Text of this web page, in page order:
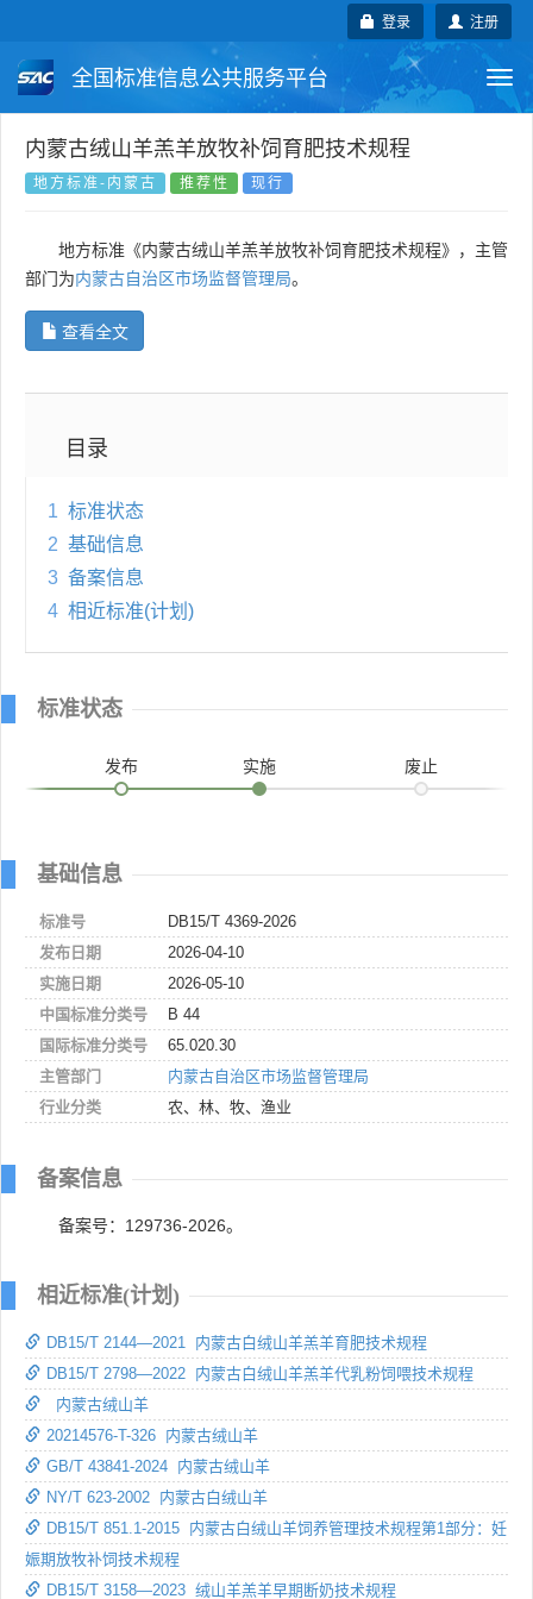
注册
登录
全国标准信息公共服务平台
国家标准 行业标准 地方标准
国外标准 技术委员会
内蒙古绒山羊羔羊放牧补饲育肥技术规程
地方标准-内蒙古 推荐性 现行
地方标准《内蒙古绒山羊羔羊放牧补饲育肥技术规程》，主管
部门为内蒙古自治区市场监督管理局。
查看全文
目录
1 标准状态
2 基础信息
3 备案信息
4 相近标准(计划)
标准状态
发布 实施 废止
基础信息
标准号
DB15/T 4369-2026
发布日期
2026-04-10
实施日期
2026-05-10
中国标准分类号
B 44
国际标准分类号
65.020.30
主管部门
内蒙古自治区市场监督管理局
行业分类
农、林、牧、渔业
备案信息
备案号：129736-2026。
相近标准(计划)
DB15/T 2144—2021 内蒙古白绒山羊羔羊育肥技术规程
DB15/T 2798—2022 内蒙古白绒山羊羔羊代乳粉饲喂技术规程
内蒙古绒山羊
20214576-T-326 内蒙古绒山羊
GB/T 43841-2024 内蒙古绒山羊
NY/T 623-2002 内蒙古白绒山羊
DB15/T 851.1-2015 内蒙古白绒山羊饲养管理技术规程第1部分：妊
娠期放牧补饲技术规程
DB15/T 3158—2023 绒山羊羔羊早期断奶技术规程